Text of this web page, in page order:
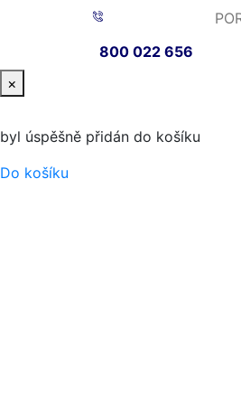
800 022 656
×
byl úspěšně přidán do košíku
Do košíku